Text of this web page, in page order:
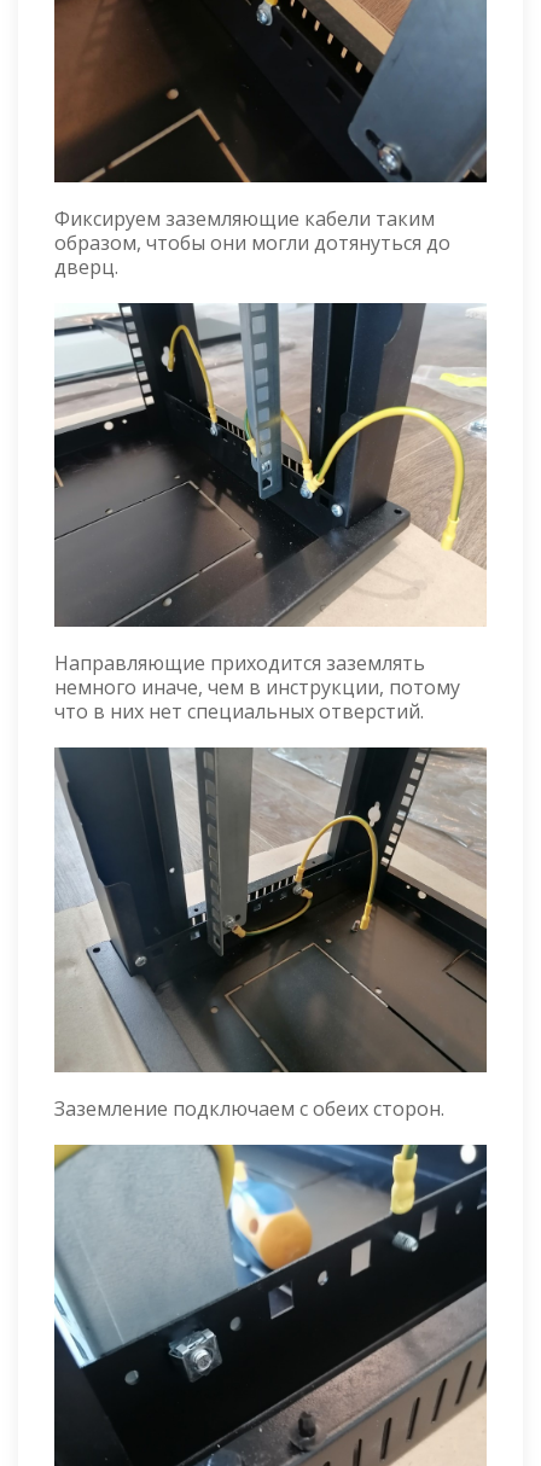
Фиксируем заземляющие кабели таким
образом, чтобы они могли дотянуться до
дверц.
Направляющие приходится заземлять
немного иначе, чем в инструкции, потому
что в них нет специальных отверстий.
Заземление подключаем с обеих сторон.